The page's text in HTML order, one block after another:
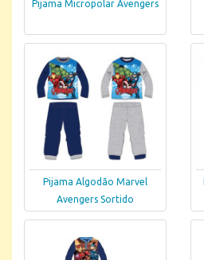
Pijama Micropolar Avengers
Pijama Algodão Marvel
Avengers Sortido